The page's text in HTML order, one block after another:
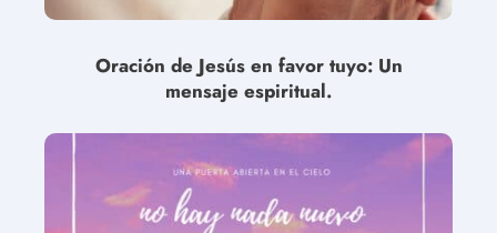
Oración de Jesús en favor tuyo: Un
mensaje espiritual.